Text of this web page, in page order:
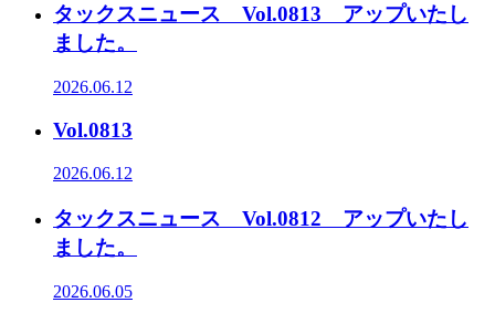
タックスニュース Vol.0813 アップいたし
ました。
2026.06.12
Vol.0813
2026.06.12
タックスニュース Vol.0812 アップいたし
ました。
2026.06.05